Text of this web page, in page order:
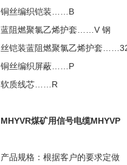
铜丝编织铠装……B
蓝阻燃聚氯乙烯护套……V 钢
丝铠装蓝阻燃聚氯乙烯护套
铜丝编织屏蔽……P
软质线芯……R
MHYVR煤矿用信号电缆MHYVP
产品规格：根据客户的要求定做